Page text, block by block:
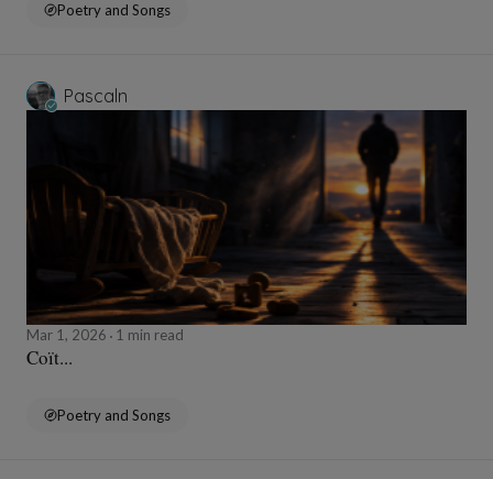
Poetry and Songs
Pascaln
Mar 1, 2026 1 min read
Coït...
Poetry and Songs